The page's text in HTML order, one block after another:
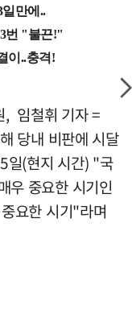
, 임철휘 기자 =
당내 비판에 시달
일(현지 시간) "국
우 중요한 시기인
요한 시기"라며